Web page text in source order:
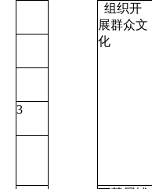
组织开
展群众文
化
3